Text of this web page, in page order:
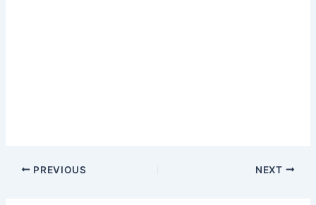
Post
PREVIOUS NEXT